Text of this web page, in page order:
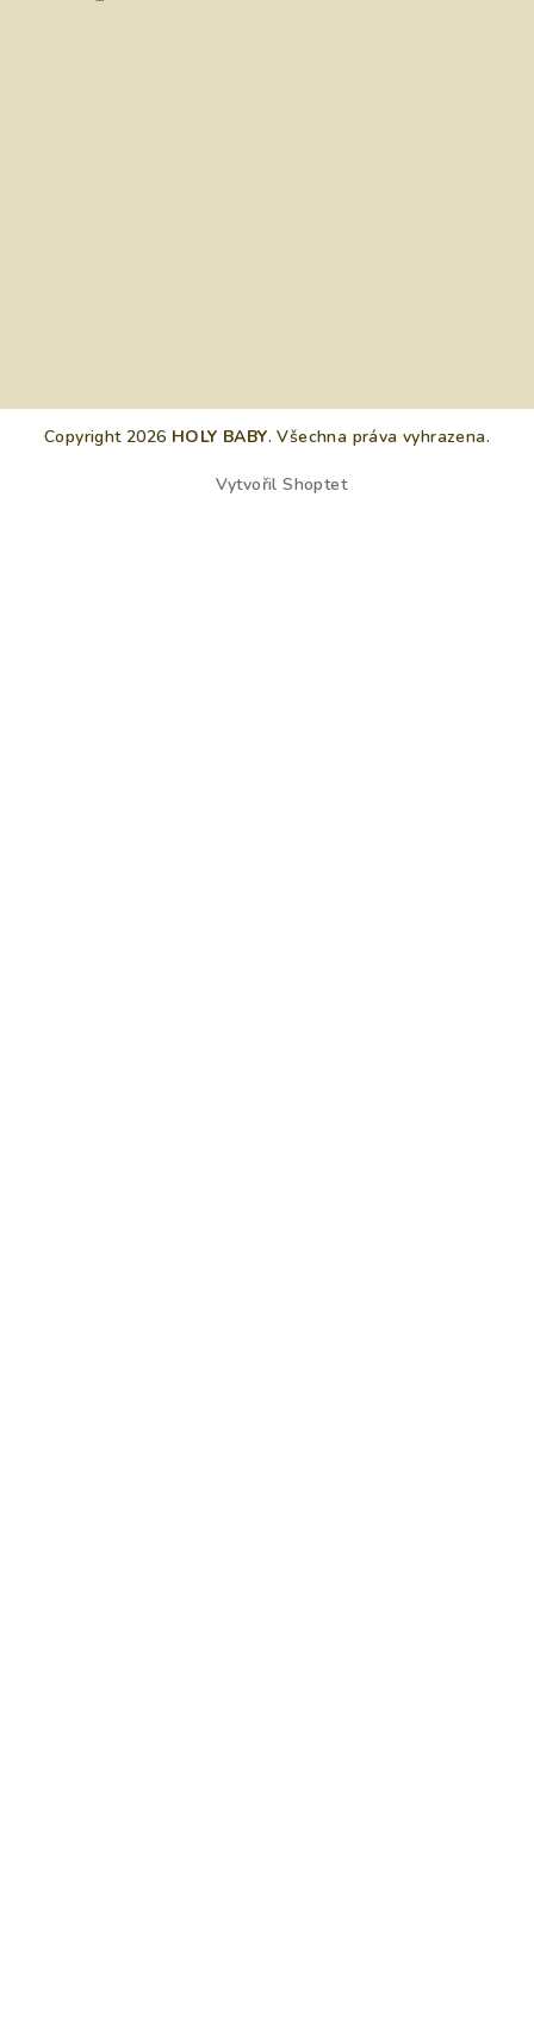
Copyright 2026 HOLY BABY. Všechna práva vyhrazena.
Vytvořil Shoptet